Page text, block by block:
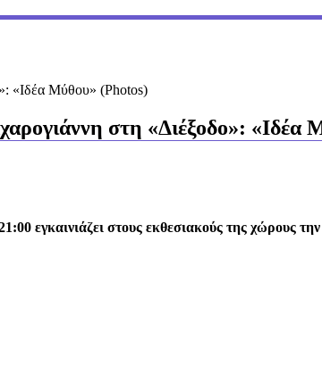
«Ιδέα Μύθου» (Photos)
στη «Διέξοδο»: «Ιδέα
εγκαινιάζει στους εκθεσιακούς της χώρους